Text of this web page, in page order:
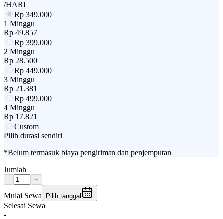
/HARI
Rp 349.000
1 Minggu
Rp 49.857
Rp 399.000
2 Minggu
Rp 28.500
Rp 449.000
3 Minggu
Rp 21.381
Rp 499.000
4 Minggu
Rp 17.821
Custom
Pilih durasi sendiri
*Belum termasuk biaya pengiriman dan penjemputan
Jumlah
- +
Mulai Sewa Pilih tanggal
Selesai Sewa
-